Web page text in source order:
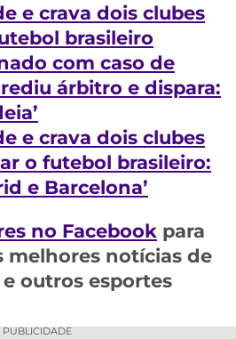
e crava dois clubes
brasileiro
com caso de
árbitro e dispara:
e crava dois clubes
o futebol brasileiro:
e Barcelona’
no Facebook para
melhores notícias de
outros esportes
PUBLICIDADE